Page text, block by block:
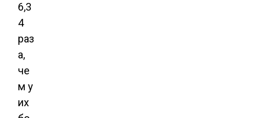
6,3
4
раз
а,
че
м у
их